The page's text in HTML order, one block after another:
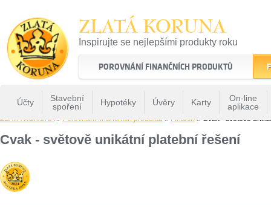
ZLATÁ KORUNA
Inspirujte se nejlepšími produkty roku
22 let tradice a kvality na finančním trhu
POROVNÁNÍ FINANČNÍCH PRODUKTŮ
Účty
Stavební
spoření
Hypotéky Úvěry Karty
On-line
aplikace
ZLATÁ KORUNA» Porovnání finančních produktů » Fintech » Cvak - světově
Cvak - světově unikátní platební řešení